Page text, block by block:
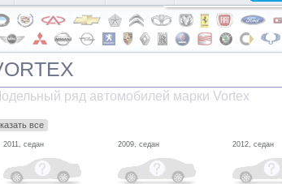
ряд автомобилей марки Vortex
все
2011, седан 2009, седан 2012, седан